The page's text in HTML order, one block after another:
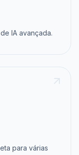
IA avançada.
para várias